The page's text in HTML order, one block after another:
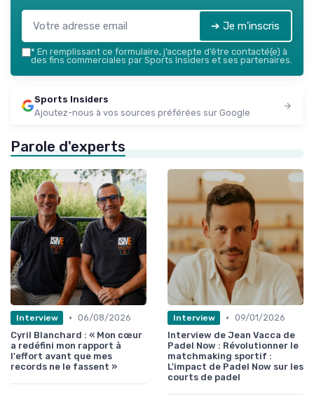
➔ Je m'inscris
* En remplissant ce formulaire, j’accepte d’être contacté(e) à
des fins commerciales par Sports Insiders et ses partenaires.
Sports Insiders
Ajoutez-nous à vos sources préférées sur Google
Parole d'experts
Interview • 06/08/2026
Cyril Blanchard : « Mon cœur
a redéfini mon rapport à
l'effort avant que mes
records ne le fassent »
Interview • 09/01/2026
Interview de Jean Vacca de
Padel Now : Révolutionner le
matchmaking sportif :
L'impact de Padel Now sur les
courts de padel